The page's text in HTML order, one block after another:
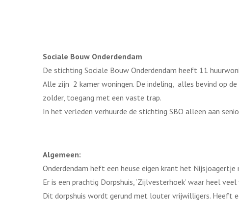
Sociale Bouw Onderdendam
De stichting Sociale Bouw Onderdendam heeft 11
Alle zijn 2 kamer woningen. De indeling, alles bevind op
zolder, toegang met een vaste trap.
In het verleden verhuurde de stichting SBO alleen aan
Algemeen:
Onderdendam heft een heuse eigen krant het Nijsjoagertje
Er is een prachtig Dorpshuis, ‘Zijlvesterhoek’ waar heel
Dit dorpshuis wordt gerund met louter vrijwilligers. Heeft